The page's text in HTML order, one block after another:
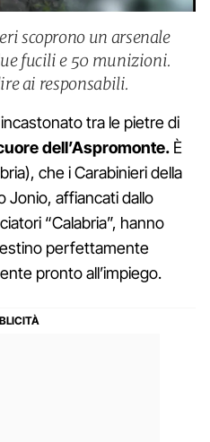
scoprono un arsenale
fucili e 50 munizioni.
ai responsabili.
tra le pietre di
dell’Aspromonte. È
che i Carabinieri della
Jonio, affiancati dallo
“Calabria”, hanno
perfettamente
pronto all’impiego.